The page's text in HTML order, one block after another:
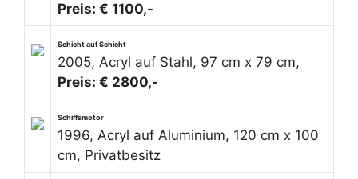
Preis: € 1100,-
Schicht auf Schicht
2005, Acryl auf Stahl, 97 cm x 79 cm,
Preis: € 2800,-
Schiffsmotor
1996, Acryl auf Aluminium, 120 cm x 100
cm, Privatbesitz